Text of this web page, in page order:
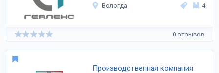
Вологда 4
0 отзывов
Производственная компания